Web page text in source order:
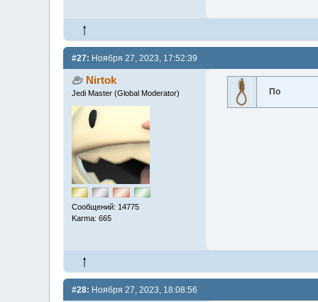
#27: Ноября 27, 2023, 17:52:39
Nirtok
Jedi Master (Global Moderator)
Сообщений: 14775
Karma: 665
По
#28: Ноября 27, 2023, 18:08:56